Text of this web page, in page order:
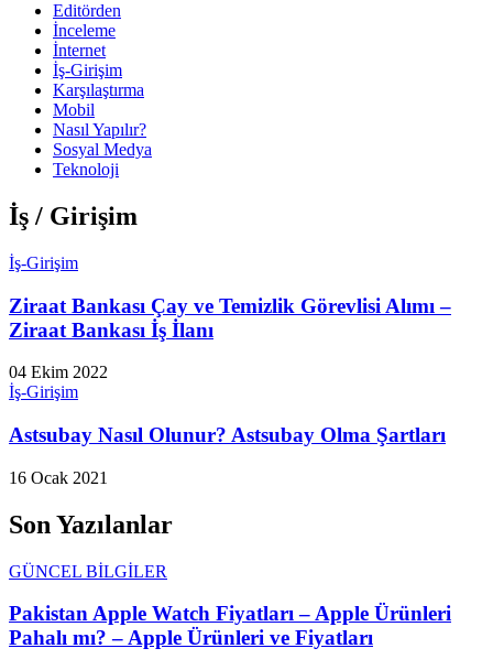
Editörden
İnceleme
İnternet
İş-Girişim
Karşılaştırma
Mobil
Nasıl Yapılır?
Sosyal Medya
Teknoloji
İş / Girişim
İş-Girişim
Ziraat Bankası Çay ve Temizlik Görevlisi Alımı –
Ziraat Bankası İş İlanı
04 Ekim 2022
İş-Girişim
Astsubay Nasıl Olunur? Astsubay Olma Şartları
16 Ocak 2021
Son Yazılanlar
GÜNCEL BİLGİLER
Pakistan Apple Watch Fiyatları – Apple Ürünleri
Pahalı mı? – Apple Ürünleri ve Fiyatları